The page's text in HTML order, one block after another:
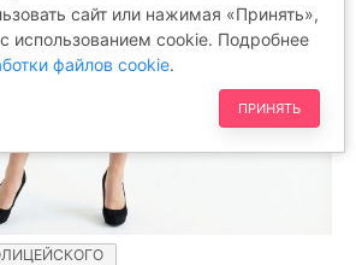
сайт или нажимая «Принять»,
использованием cookie. Подробнее
файлов cookie.
ПРИНЯТЬ